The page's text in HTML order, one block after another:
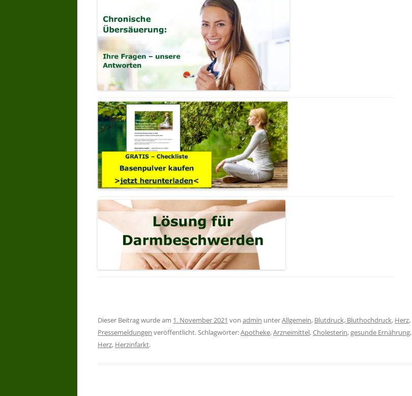
Dieser Beitrag wurde am 1. November 2021 von admin unterAllgemein, Blutdruck, Bluthochdruck, Herz,
Pressemeldungen veröffentlicht. Schlagwörter:Apotheke,Arzneimittel,Cholesterin,gesunde Ernährung,
Herz, Herzinfarkt.